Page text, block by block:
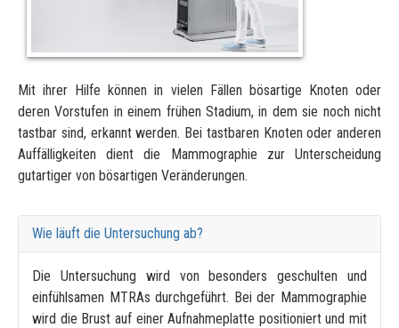
Mit ihrer Hilfe können in vielen Fällen bösartige Knoten oder
deren Vorstufen in einem frühen Stadium, in dem sie noch nicht
tastbar sind, erkannt werden. Bei tastbaren Knoten oder anderen
Auffälligkeiten dient die Mammographie zur Unterscheidung
gutartiger von bösartigen Veränderungen.
Wie läuft die Untersuchung ab?
Die Untersuchung wird von besonders geschulten und
einfühlsamen MTRAs durchgeführt. Bei der Mammographie
wird die Brust auf einer Aufnahmeplatte positioniert und mit